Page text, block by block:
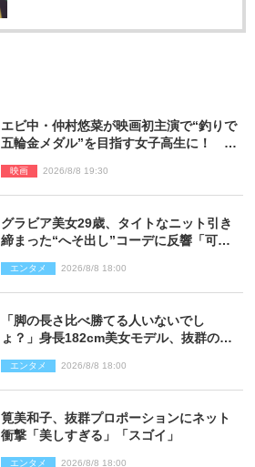
エビ中・仲村悠菜が映画初主演で“釣りで
五輪金メダル”を目指す女子高生に！ 映
映画 2026/8/8 19:30
グラビア美女29歳、タイトなニット引き
締まった“へそ出し”コーデに反響「可愛
エンタメ 2026/8/8 18:00
「脚の長さ比べ勝てる人いないでし
ょ？」身長182cm美女モデル、抜群のプ
エンタメ 2026/8/8 18:00
筧美和子、抜群プロポーションにネット
衝撃「美しすぎる」「スゴイ」
エンタメ 2026/8/8 18:00